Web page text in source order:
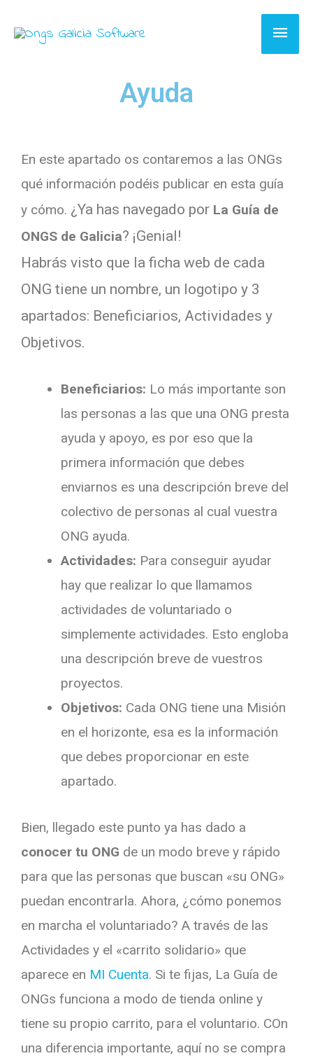
Ayuda
En este apartado os contaremos a las ONGs
qué información podéis publicar en esta guía
y cómo. ¿Ya has navegado por La Guía de
ONGS de Galicia? ¡Genial!
Habrás visto que la ficha web de cada
ONG tiene un nombre, un logotipo y 3
apartados: Beneficiarios, Actividades y
Objetivos.
Beneficiarios: Lo más importante son
las personas a las que una ONG presta
ayuda y apoyo, es por eso que la
primera información que debes
enviarnos es una descripción breve del
colectivo de personas al cual vuestra
ONG ayuda.
Actividades: Para conseguir ayudar
hay que realizar lo que llamamos
actividades de voluntariado o
simplemente actividades. Esto engloba
una descripción breve de vuestros
proyectos.
Objetivos: Cada ONG tiene una Misión
en el horizonte, esa es la información
que debes proporcionar en este
apartado.
Bien, llegado este punto ya has dado a
conocer tu ONG de un modo breve y rápido
para que las personas que buscan «su ONG»
puedan encontrarla. Ahora, ¿cómo ponemos
en marcha el voluntariado? A través de las
Actividades y el «carrito solidario» que
aparece en MI Cuenta. Si te fijas, La Guía de
ONGs funciona a modo de tienda online y
tiene su propio carrito, para el voluntario. COn
una diferencia importante, aquí no se compra